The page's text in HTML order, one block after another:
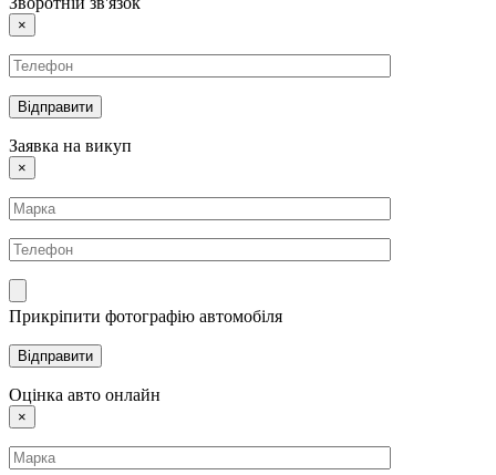
×
Заявка на викуп
×
Прикріпити фотографію автомобіля
Оцінка авто онлайн
×